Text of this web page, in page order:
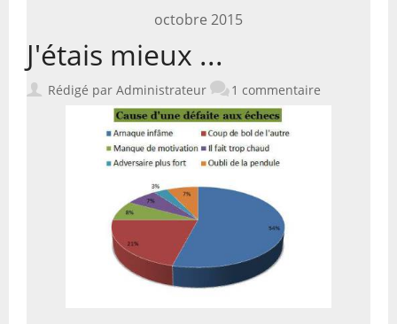
2017 (7)
2016 (16)
2015 (30)
octobre 2015
J'étais mieux ...
Rédigé par Administrateur 1 commentaire